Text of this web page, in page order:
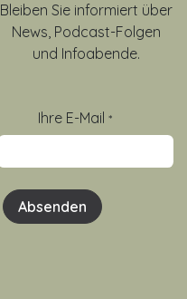
Bleiben Sie informiert über
News, Podcast-Folgen
und Infoabende.
Ihre E-Mail *
Absenden